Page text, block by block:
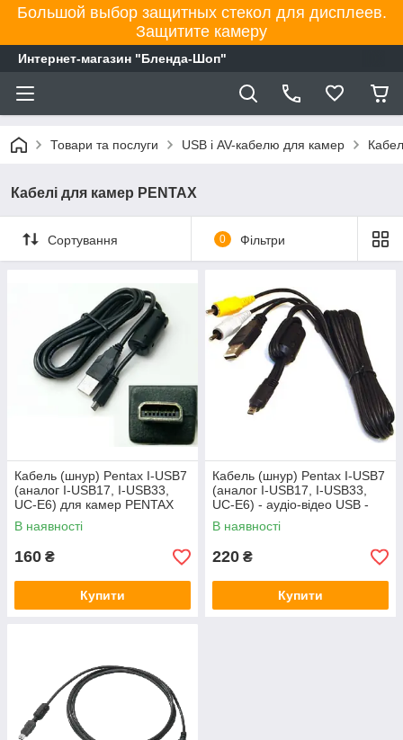
Большой выбор защитных стекол для дисплеев.
Защитите камеру
Интернет-магазин "Бленда-Шоп"
Товари та послуги USB і AV-кабелю для камер
Кабелі для камер PENTAX
Сортування 0 Фільтри
Кабель (шнур) Pentax I-USB7
(аналог I-USB17, I-USB33,
UC-E6) для камер PENTAX
В наявності
160 ₴
Купити
Кабель (шнур) Pentax I-USB7
(аналог I-USB17, I-USB33,
UC-E6) - аудіо-відео USB -
кабель для камер PENTAX
В наявності
220 ₴
Купити